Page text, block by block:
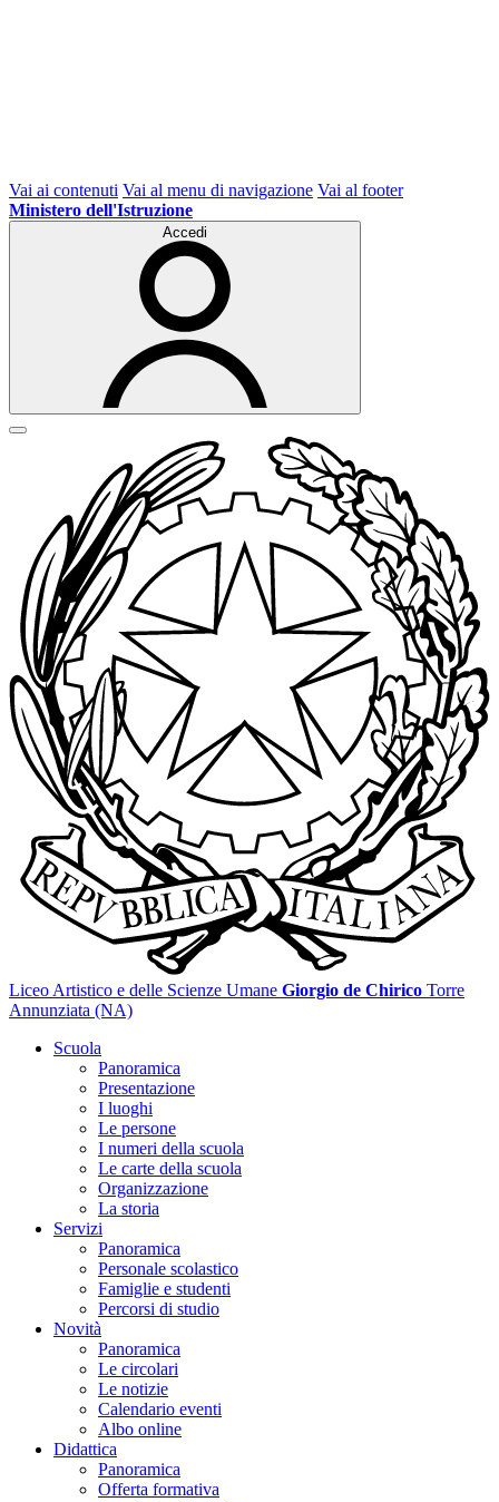
Vai ai contenuti Vai al menu di navigazione Vai al footer
Ministero dell'Istruzione
Accedi
Liceo Artistico e delle Scienze Umane Giorgio de Chirico Torre
Annunziata (NA)
Scuola
Panoramica
Presentazione
I luoghi
Le persone
I numeri della scuola
Le carte della scuola
Organizzazione
La storia
Servizi
Panoramica
Personale scolastico
Famiglie e studenti
Percorsi di studio
Novità
Panoramica
Le circolari
Le notizie
Calendario eventi
Albo online
Didattica
Panoramica
Offerta formativa